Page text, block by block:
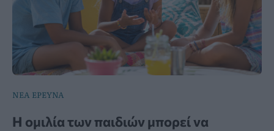
ΝΕΑ ΕΡΕΥΝΑ
Η ομιλία των παιδιών μπορεί να